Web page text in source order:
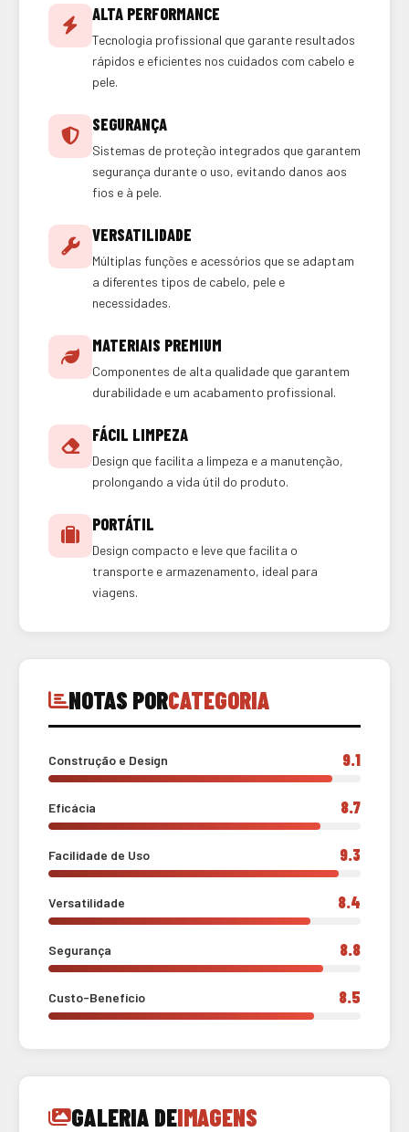
ALTA PERFORMANCE
Tecnologia profissional que garante resultados
rápidos e eficientes nos cuidados com cabelo e
pele.
SEGURANÇA
Sistemas de proteção integrados que garantem
segurança durante o uso, evitando danos aos
fios e à pele.
VERSATILIDADE
Múltiplas funções e acessórios que se adaptam
a diferentes tipos de cabelo, pele e
necessidades.
MATERIAIS PREMIUM
Componentes de alta qualidade que garantem
durabilidade e um acabamento profissional.
FÁCIL LIMPEZA
Design que facilita a limpeza e a manutenção,
prolongando a vida útil do produto.
PORTÁTIL
Design compacto e leve que facilita o
transporte e armazenamento, ideal para
viagens.
NOTAS PORCATEGORIA
Construção e Design 9.1
Eficácia 8.7
Facilidade de Uso 9.3
Versatilidade 8.4
Segurança 8.8
Custo-Benefício 8.5
GALERIA DEIMAGENS